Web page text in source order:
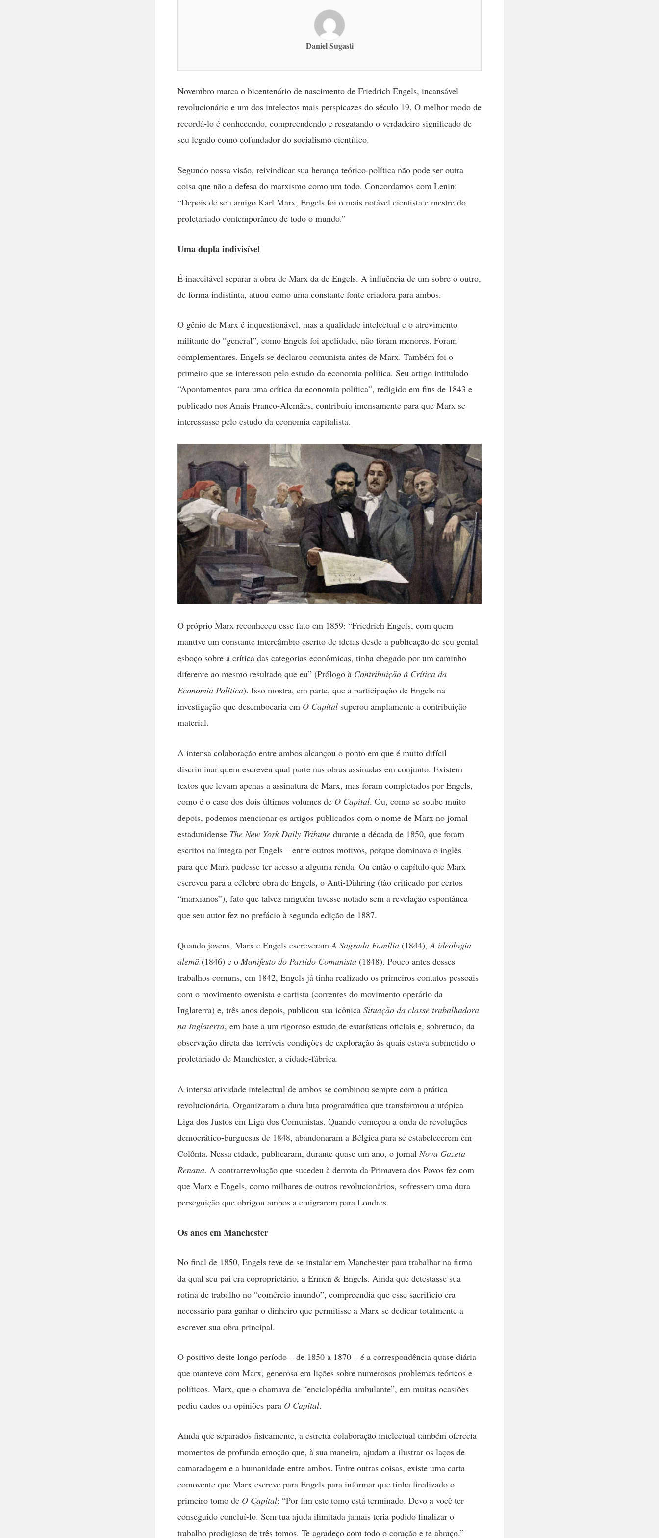
Daniel Sugasti
Novembro marca o bicentenário de nascimento de Friedrich Engels, incansável
revolucionário e um dos intelectos mais perspicazes do século 19. O melhor modo de
recordá-lo é conhecendo, compreendendo e resgatando o verdadeiro significado de
seu legado como cofundador do socialismo científico.
Segundo nossa visão, reivindicar sua herança teórico-política não pode ser outra
coisa que não a defesa do marxismo como um todo. Concordamos com Lenin:
“Depois de seu amigo Karl Marx, Engels foi o mais notável cientista e mestre do
proletariado contemporâneo de todo o mundo.”
Uma dupla indivisível
É inaceitável separar a obra de Marx da de Engels. A influência de um sobre o outro,
de forma indistinta, atuou como uma constante fonte criadora para ambos.
O gênio de Marx é inquestionável, mas a qualidade intelectual e o atrevimento
militante do “general”, como Engels foi apelidado, não foram menores. Foram
complementares. Engels se declarou comunista antes de Marx. Também foi o
primeiro que se interessou pelo estudo da economia política. Seu artigo intitulado
“Apontamentos para uma crítica da economia política”, redigido em fins de 1843 e
publicado nos Anais Franco-Alemães, contribuiu imensamente para que Marx se
interessasse pelo estudo da economia capitalista.
O próprio Marx reconheceu esse fato em 1859: “Friedrich Engels, com quem
mantive um constante intercâmbio escrito de ideias desde a publicação de seu genial
esboço sobre a crítica das categorias econômicas, tinha chegado por um caminho
diferente ao mesmo resultado que eu” (Prólogo à Contribuição à Crítica da
Economia Política). Isso mostra, em parte, que a participação de Engels na
investigação que desembocaria em O Capital superou amplamente a contribuição
material.
A intensa colaboração entre ambos alcançou o ponto em que é muito difícil
discriminar quem escreveu qual parte nas obras assinadas em conjunto. Existem
textos que levam apenas a assinatura de Marx, mas foram completados por Engels,
como é o caso dos dois últimos volumes de O Capital. Ou, como se soube muito
depois, podemos mencionar os artigos publicados com o nome de Marx no jornal
estadunidense The New York Daily Tribune durante a década de 1850, que foram
escritos na íntegra por Engels – entre outros motivos, porque dominava o inglês –
para que Marx pudesse ter acesso a alguma renda. Ou então o capítulo que Marx
escreveu para a célebre obra de Engels, o Anti-Dühring (tão criticado por certos
“marxianos”), fato que talvez ninguém tivesse notado sem a revelação espontânea
que seu autor fez no prefácio à segunda edição de 1887.
Quando jovens, Marx e Engels escreveramA Sagrada Família (1844),A ideologia
alemã (1846) e o Manifesto do Partido Comunista (1848). Pouco antes desses
trabalhos comuns, em 1842, Engels já tinha realizado os primeiros contatos pessoais
com o movimento owenista e cartista (correntes do movimento operário da
Inglaterra) e, três anos depois, publicou sua icônica Situação da classe trabalhadora
na Inglaterra, em base a um rigoroso estudo de estatísticas oficiais e, sobretudo, da
observação direta das terríveis condições de exploração às quais estava submetido o
proletariado de Manchester, a cidade-fábrica.
A intensa atividade intelectual de ambos se combinou sempre com a prática
revolucionária. Organizaram a dura luta programática que transformou a utópica
Liga dos Justos em Liga dos Comunistas. Quando começou a onda de revoluções
democrático-burguesas de 1848, abandonaram a Bélgica para se estabelecerem em
Colônia. Nessa cidade, publicaram, durante quase um ano, o jornalNova Gazeta
Renana. A contrarrevolução que sucedeu à derrota da Primavera dos Povos fez com
que Marx e Engels, como milhares de outros revolucionários, sofressem uma dura
perseguição que obrigou ambos a emigrarem para Londres.
Os anos em Manchester
No final de 1850, Engels teve de se instalar em Manchester para trabalhar na firma
da qual seu pai era coproprietário, a Ermen & Engels. Ainda que detestasse sua
rotina de trabalho no “comércio imundo”, compreendia que esse sacrifício era
necessário para ganhar o dinheiro que permitisse a Marx se dedicar totalmente a
escrever sua obra principal.
O positivo deste longo período – de 1850 a 1870 – é a correspondência quase diária
que manteve com Marx, generosa em lições sobre numerosos problemas teóricos e
políticos. Marx, que o chamava de “enciclopédia ambulante”, em muitas ocasiões
pediu dados ou opiniões para O Capital.
Ainda que separados fisicamente, a estreita colaboração intelectual também oferecia
momentos de profunda emoção que, à sua maneira, ajudam a ilustrar os laços de
camaradagem e a humanidade entre ambos. Entre outras coisas, existe uma carta
comovente que Marx escreve para Engels para informar que tinha finalizado o
primeiro tomo de O Capital: “Por fim este tomo está terminado. Devo a você ter
conseguido concluí-lo. Sem tua ajuda ilimitada jamais teria podido finalizar o
trabalho prodigioso de três tomos. Te agradeço com todo o coração e te abraço.”